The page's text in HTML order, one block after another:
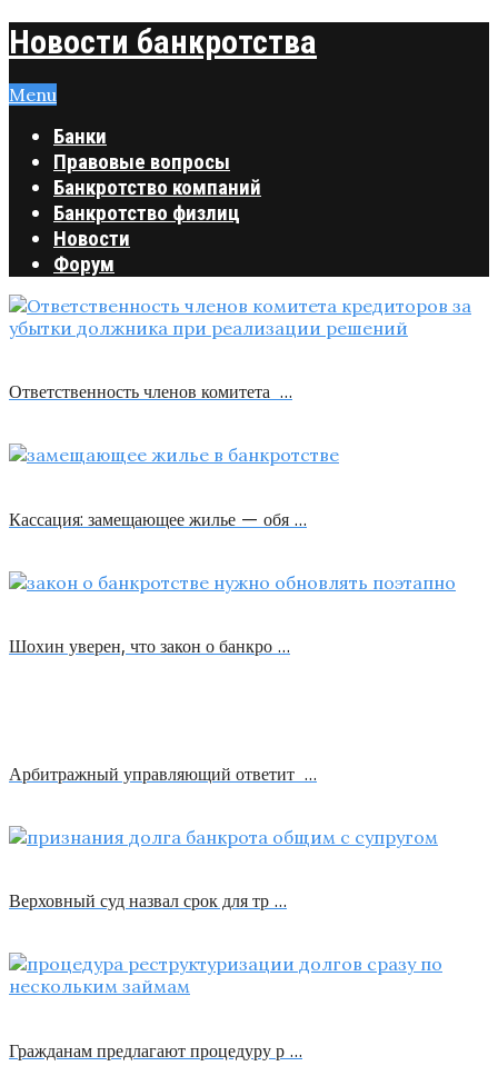
Новости банкротства
Menu
Банки
Правовые вопросы
Банкротство компаний
Банкротство физлиц
Новости
Форум
Ответственность членов комитета …
Кассация: замещающее жилье — обя …
Шохин уверен, что закон о банкро …
Арбитражный управляющий ответит …
Верховный суд назвал срок для тр …
Гражданам предлагают процедуру р …